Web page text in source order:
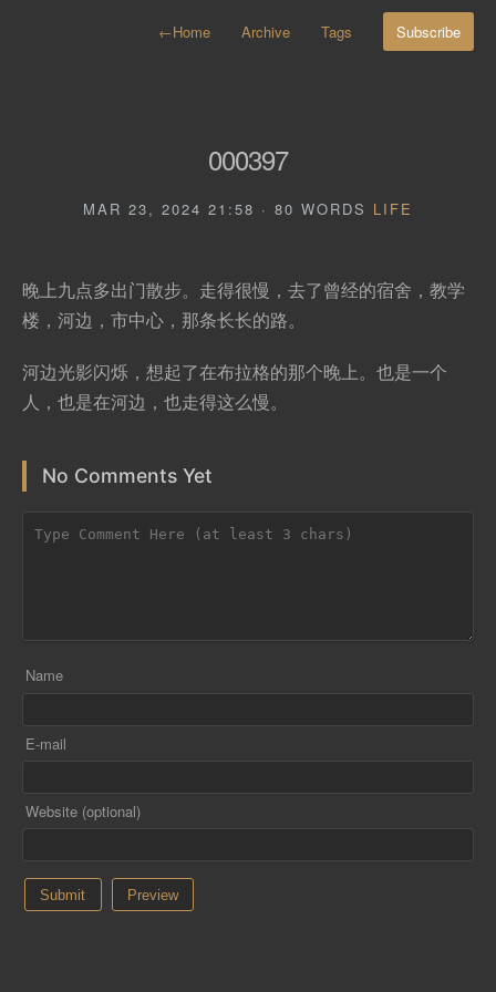
←Home Archive Tags Subscribe
000397
MAR 23, 2024 21:58 · 80 WORDS LIFE
晚上九点多出门散步。走得很慢，去了曾经的宿舍，教学
楼，河边，市中心，那条长长的路。
河边光影闪烁，想起了在布拉格的那个晚上。也是一个
人，也是在河边，也走得这么慢。
No Comments Yet
Name
E-mail
Website (optional)